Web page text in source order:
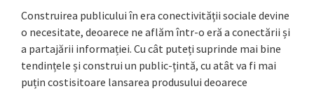
Construirea publicului în era conectivității sociale devine
o necesitate, deoarece ne aflăm într-o eră a conectării și
a partajării informației. Cu cât puteți suprinde mai bine
tendințele și construi un public-țintă, cu atât va fi mai
puțin costisitoare lansarea produsului deoarece